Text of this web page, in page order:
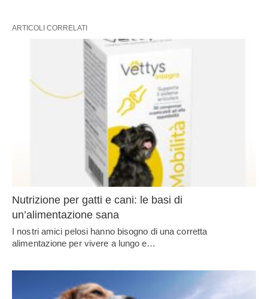
ARTICOLI CORRELATI
Nutrizione per gatti e cani: le basi di
un’alimentazione sana
I nostri amici pelosi hanno bisogno di una corretta
alimentazione per vivere a lungo e…